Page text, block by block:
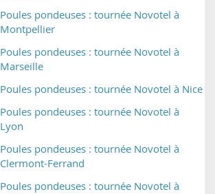
Poules pondeuses : tournée Novotel à
Montpellier
Poules pondeuses : tournée Novotel à
Marseille
Poules pondeuses : tournée Novotel à Nice
Poules pondeuses : tournée Novotel à
Lyon
Poules pondeuses : tournée Novotel à
Clermont-Ferrand
Poules pondeuses : tournée Novotel à